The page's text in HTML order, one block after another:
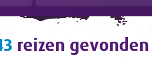
reizen gevonden